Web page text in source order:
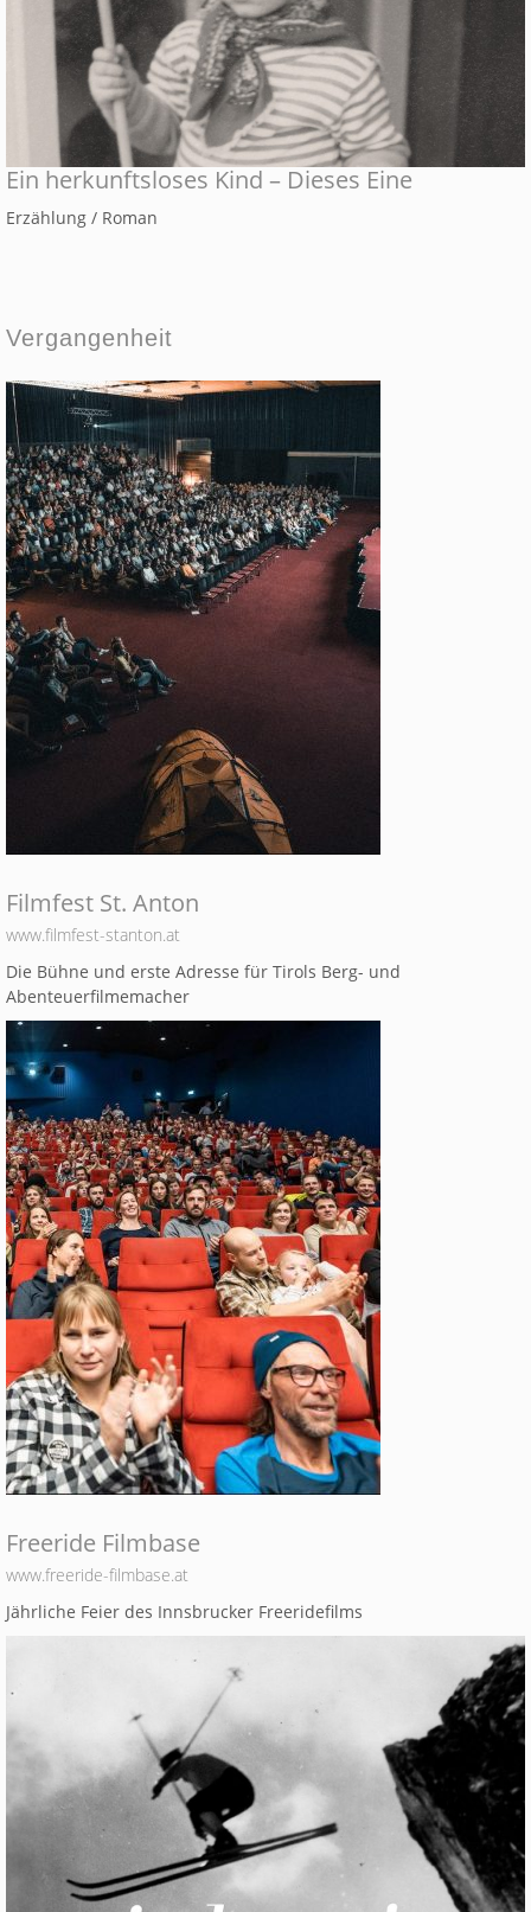
Ein herkunftsloses Kind – Dieses Eine
Erzählung / Roman
Vergangenheit
Filmfest St. Anton
www.filmfest-stanton.at
Die Bühne und erste Adresse für Tirols Berg- und
Abenteuerfilmemacher
Freeride Filmbase
www.freeride-filmbase.at
Jährliche Feier des Innsbrucker Freeridefilms